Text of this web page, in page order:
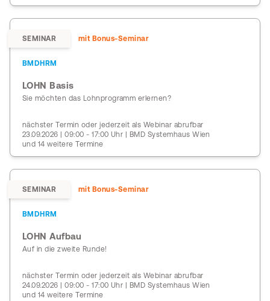
SEMINAR mit Bonus-Seminar
BMDHRM
LOHN Basis
Sie möchten das Lohnprogramm erlernen?
nächster Termin oder jederzeit als Webinar abrufbar
23.09.2026 | 09:00 - 17:00 Uhr | BMD Systemhaus Wien
und 14 weitere Termine
SEMINAR mit Bonus-Seminar
BMDHRM
LOHN Aufbau
Auf in die zweite Runde!
nächster Termin oder jederzeit als Webinar abrufbar
24.09.2026 | 09:00 - 17:00 Uhr | BMD Systemhaus Wien
und 14 weitere Termine